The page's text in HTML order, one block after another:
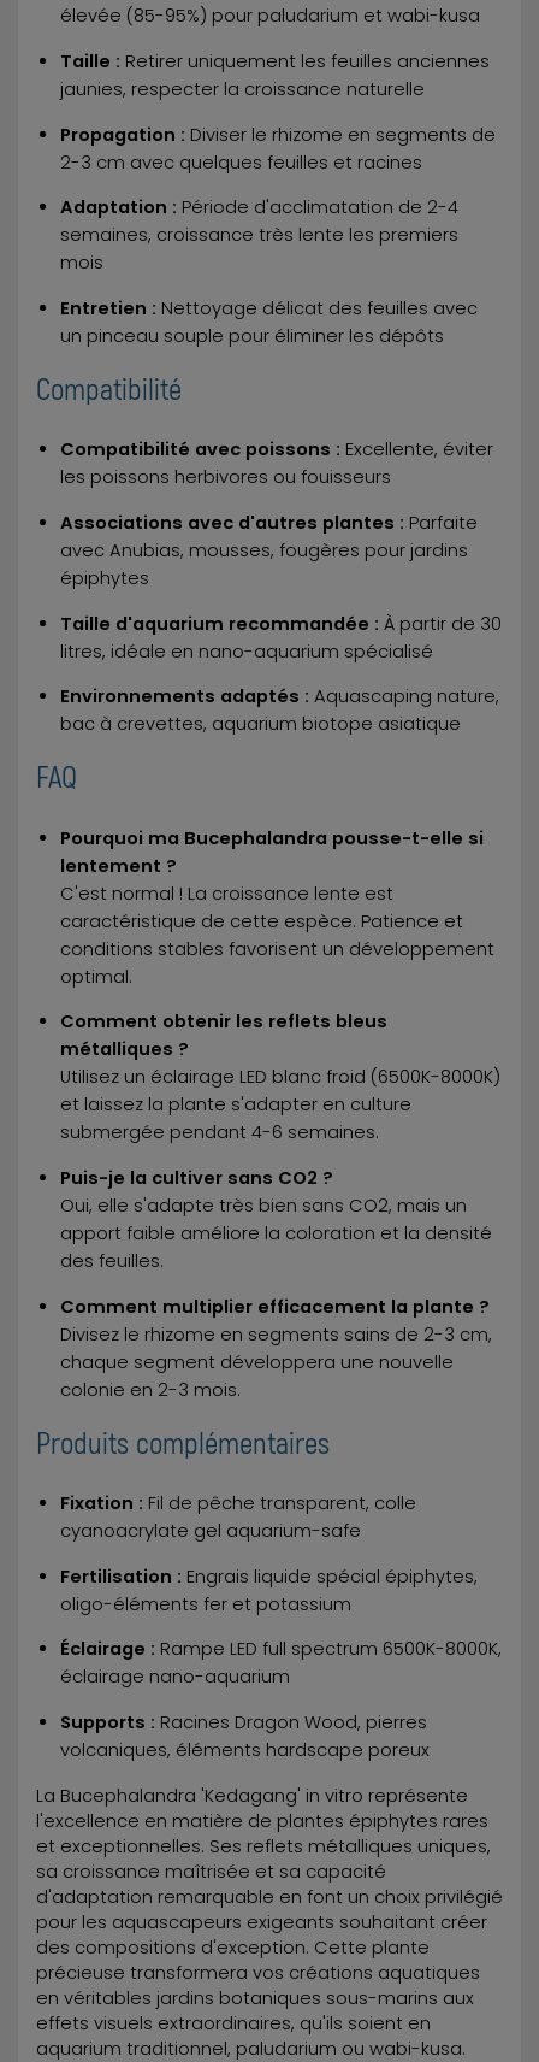
élevée (85-95%) pour paludarium et wabi-kusa
Taille : Retirer uniquement les feuilles anciennes
jaunies, respecter la croissance naturelle
Propagation : Diviser le rhizome en segments de
2-3 cm avec quelques feuilles et racines
Adaptation : Période d'acclimatation de 2-4
semaines, croissance très lente les premiers
mois
Entretien : Nettoyage délicat des feuilles avec
un pinceau souple pour éliminer les dépôts
Compatibilité
Compatibilité avec poissons : Excellente, éviter
les poissons herbivores ou fouisseurs
Associations avec d'autres plantes : Parfaite
avec Anubias, mousses, fougères pour jardins
épiphytes
Taille d'aquarium recommandée : À partir de 30
litres, idéale en nano-aquarium spécialisé
Environnements adaptés : Aquascaping nature,
bac à crevettes, aquarium biotope asiatique
FAQ
Pourquoi ma Bucephalandra pousse-t-elle si
lentement ?
C'est normal ! La croissance lente est
caractéristique de cette espèce. Patience et
conditions stables favorisent un développement
optimal.
Comment obtenir les reflets bleus
métalliques ?
Utilisez un éclairage LED blanc froid (6500K-8000K)
et laissez la plante s'adapter en culture
submergée pendant 4-6 semaines.
Puis-je la cultiver sans CO2 ?
Oui, elle s'adapte très bien sans CO2, mais un
apport faible améliore la coloration et la densité
des feuilles.
Comment multiplier efficacement la plante ?
Divisez le rhizome en segments sains de 2-3 cm,
chaque segment développera une nouvelle
colonie en 2-3 mois.
Produits complémentaires
Fixation : Fil de pêche transparent, colle
cyanoacrylate gel aquarium-safe
Fertilisation : Engrais liquide spécial épiphytes,
oligo-éléments fer et potassium
Éclairage : Rampe LED full spectrum 6500K-8000K,
éclairage nano-aquarium
Supports : Racines Dragon Wood, pierres
volcaniques, éléments hardscape poreux
La Bucephalandra 'Kedagang' in vitro représente
l'excellence en matière de plantes épiphytes rares
et exceptionnelles. Ses reflets métalliques uniques,
sa croissance maîtrisée et sa capacité
d'adaptation remarquable en font un choix privilégié
pour les aquascapeurs exigeants souhaitant créer
des compositions d'exception. Cette plante
précieuse transformera vos créations aquatiques
en véritables jardins botaniques sous-marins aux
effets visuels extraordinaires, qu'ils soient en
aquarium traditionnel, paludarium ou wabi-kusa.